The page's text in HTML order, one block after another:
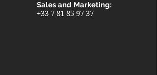
Sales and Marketing:
+33 7 81 85 97 37